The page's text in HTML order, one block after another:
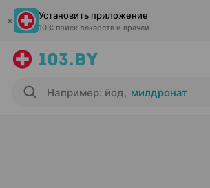
Установить приложение
103: поиск лекарств и врачей
Например: йод, милдронат